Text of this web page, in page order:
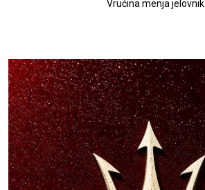
Vrućina menja jelovnik